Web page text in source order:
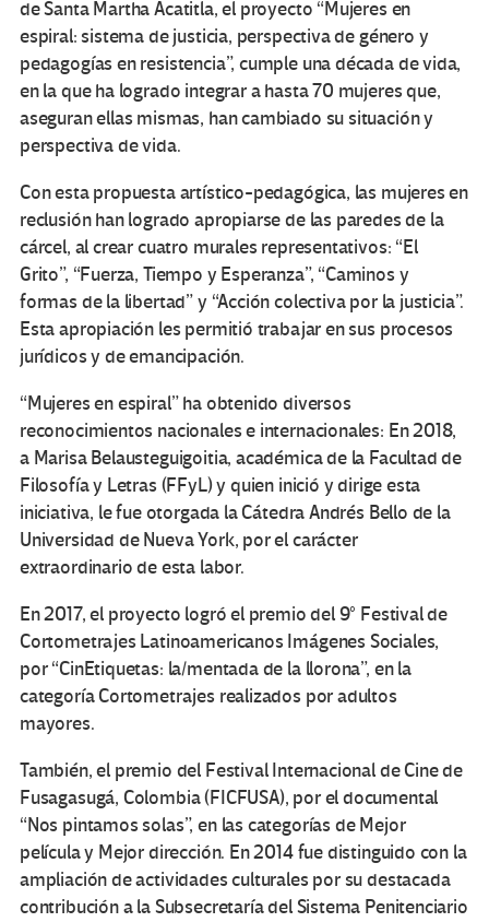
de Santa Martha Acatitla, el proyecto “Mujeres en
espiral: sistema de justicia, perspectiva de género y
pedagogías en resistencia”, cumple una década de vida,
en la que ha logrado integrar a hasta 70 mujeres que,
aseguran ellas mismas, han cambiado su situación y
perspectiva de vida.
Con esta propuesta artístico-pedagógica, las mujeres en
reclusión han logrado apropiarse de las paredes de la
cárcel, al crear cuatro murales representativos: “El
Grito”, “Fuerza, Tiempo y Esperanza”, “Caminos y
formas de la libertad” y “Acción colectiva por la justicia”.
Esta apropiación les permitió trabajar en sus procesos
jurídicos y de emancipación.
“Mujeres en espiral” ha obtenido diversos
reconocimientos nacionales e internacionales: En 2018,
a Marisa Belausteguigoitia, académica de la Facultad de
Filosofía y Letras (FFyL) y quien inició y dirige esta
iniciativa, le fue otorgada la Cátedra Andrés Bello de la
Universidad de Nueva York, por el carácter
extraordinario de esta labor.
En 2017, el proyecto logró el premio del 9° Festival de
Cortometrajes Latinoamericanos Imágenes Sociales,
por “CinEtiquetas: la/mentada de la llorona”, en la
categoría Cortometrajes realizados por adultos
mayores.
También, el premio del Festival Internacional de Cine de
Fusagasugá, Colombia (FICFUSA), por el documental
“Nos pintamos solas”, en las categorías de Mejor
película y Mejor dirección. En 2014 fue distinguido con la
ampliación de actividades culturales por su destacada
contribución a la Subsecretaría del Sistema Penitenciario